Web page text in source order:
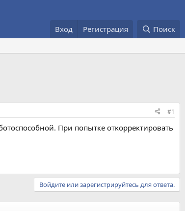
Вход Регистрация Поиск
#1
При попытке откорректировать
Войдите или зарегистрируйтесь для ответа.